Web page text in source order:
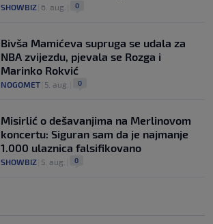
SHOWBIZ 6. aug. 0
Bivša Mamićeva supruga se udala za
NBA zvijezdu, pjevala se Rozga i
Marinko Rokvić
NOGOMET 5. aug. 0
Misirlić o dešavanjima na Merlinovom
koncertu: Siguran sam da je najmanje
1.000 ulaznica falsifikovano
SHOWBIZ 5. aug. 0